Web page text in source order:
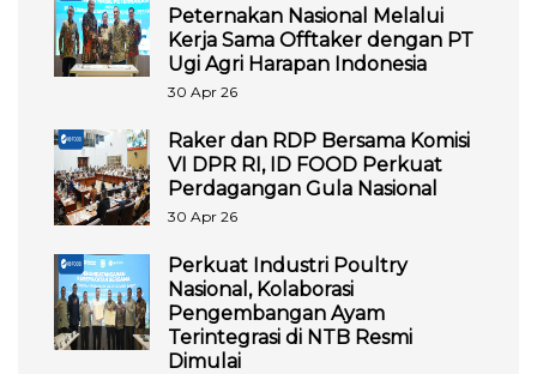
Peternakan Nasional Melalui
Kerja Sama Offtaker dengan PT
Ugi Agri Harapan Indonesia
30 Apr 26
Raker dan RDP Bersama Komisi
VI DPR RI, ID FOOD Perkuat
Perdagangan Gula Nasional
30 Apr 26
Perkuat Industri Poultry
Nasional, Kolaborasi
Pengembangan Ayam
Terintegrasi di NTB Resmi
Dimulai